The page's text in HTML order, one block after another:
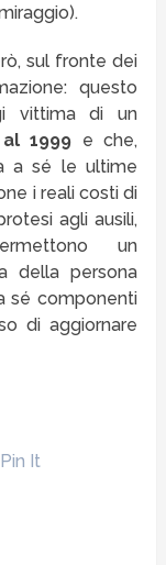
sul fronte dei
questo
vittima di un
1999 e che,
a sé le ultime
i reali costi di
agli ausili,
un
della persona
sé componenti
di aggiornare
Pin It